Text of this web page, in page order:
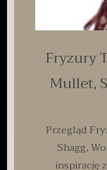
Fryzury
Mullet,
Przegląd
Shagg,
inspirację